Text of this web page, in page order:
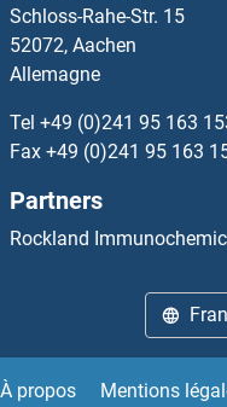
CIDEA Anticorps
CIDEB Anticorps
CIDEC Anticorps
CIITA Anticorps
Schloss-Rahe-Str. 15
52072, Aachen
Allemagne
Tel +49 (0)241 95 163
Fax +49 (0)241 95 163
Partners
Rockland
À propos Mentions